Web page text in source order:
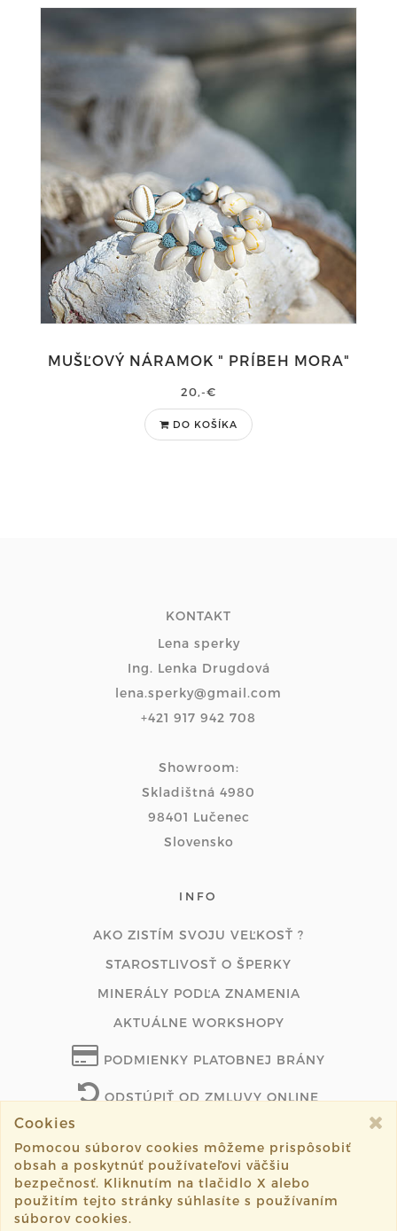
MUŠĽOVÝ NÁRAMOK " PRÍBEH MORA"
20,-€
DO KOŠÍKA
KONTAKT
Lena sperky
Ing. Lenka Drugdová
lena.sperky@gmail.com
+421 917 942 708
Showroom:
Skladištná 4980
98401 Lučenec
Slovensko
INFO
AKO ZISTÍM SVOJU VEĽKOSŤ ?
STAROSTLIVOSŤ O ŠPERKY
MINERÁLY PODĽA ZNAMENIA
AKTUÁLNE WORKSHOPY
PODMIENKY PLATOBNEJ BRÁNY
ODSTÚPIŤ OD ZMLUVY ONLINE
©2026 lenasperky.com všetky práva vyhradené.
Vytvorené systémomsashe.sk
Cookies
Pomocou súborov cookies môžeme prispôsobiť
obsah a poskytnúť používateľovi väčšiu
bezpečnosť. Kliknutím na tlačidlo X alebo
použitím tejto stránky súhlasíte s používaním
súborov cookies.